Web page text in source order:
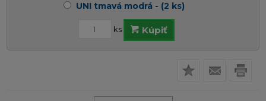
UNI tmavá modrá - (2 ks)
ks Kúpiť